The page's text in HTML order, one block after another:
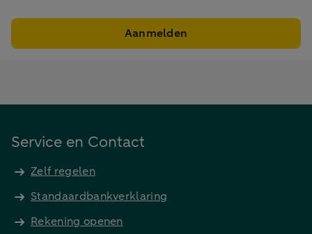
Aanmelden
Service en Contact
Zelf regelen
Standaardbankverklaring
Rekening openen